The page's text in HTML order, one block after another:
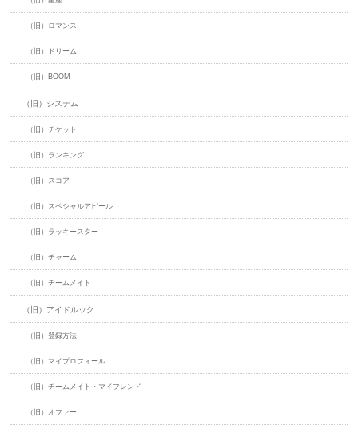
（旧）ロマンス
（旧）ドリーム
（旧）BOOM
（旧）システム
（旧）チケット
（旧）ランキング
（旧）スコア
（旧）スペシャルアピール
（旧）ラッキースター
（旧）チャーム
（旧）チームメイト
（旧）アイドルック
（旧）登録方法
（旧）マイプロフィール
（旧）チームメイト・マイフレンド
（旧）オファー